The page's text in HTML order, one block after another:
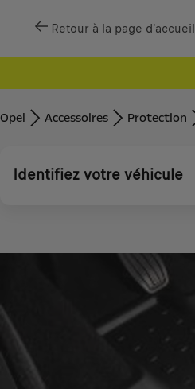
Retour à la page d'accueil
Opel Accessoires Protection
Identifiez votre véhicule